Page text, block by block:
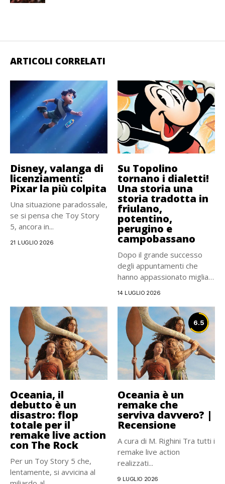
ARTICOLI CORRELATI
Disney, valanga di
licenziamenti:
Pixar la più colpita
Una situazione paradossale,
se si pensa che Toy Story
5, ancora in...
21 LUGLIO 2026
Su Topolino
tornano i dialetti!
Una storia una
storia tradotta in
friulano,
potentino,
perugino e
campobassano
Dopo il grande successo
degli appuntamenti che
hanno appassionato migliaia
14 LUGLIO 2026
Oceania, il
debutto è un
disastro: flop
totale per il
remake live action
con The Rock
Per un Toy Story 5 che,
lentamente, si avvicina al
6.5
Oceania è un
remake che
serviva davvero? |
Recensione
A cura di M. Righini Tra tutti i
remake live action
realizzati...
9 LUGLIO 2026